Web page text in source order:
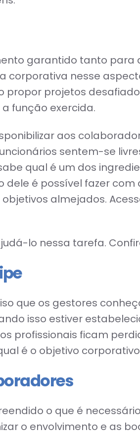
garantido tanto
corporativa nesse
propor projetos
função exercida.
aos
sentem-se
qual é um dos
é possível fazer com
almejados.
lo nessa tarefa.
que os gestores
isso estiver
profissionais ficam
é o objetivo
o que é
o envolvimento e as